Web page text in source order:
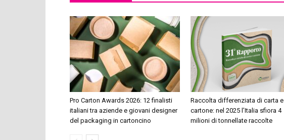
Pro Carton Awards 2026: 12 finalisti
italiani tra aziende e giovani designer
del packaging in cartoncino
Raccolta differenziata di carta e
cartone: nel 2025 l’Italia sfiora 4
milioni di tonnellate raccolte